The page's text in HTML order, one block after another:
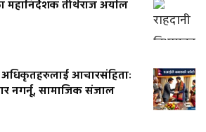
महानिर्देशक तीर्थराज अर्याल
अधिकृतहरुलाई आचारसंहिताः
नगर्नू, सामाजिक संजाल